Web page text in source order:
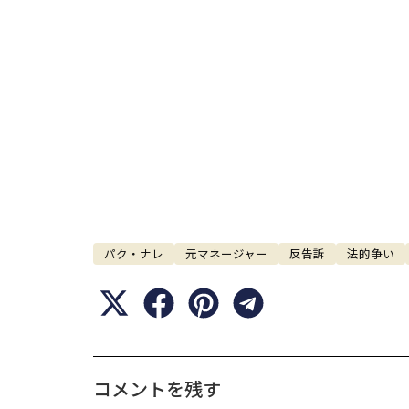
パク・ナレ 元マネージャー 反告訴 法的争い
コメントを残す